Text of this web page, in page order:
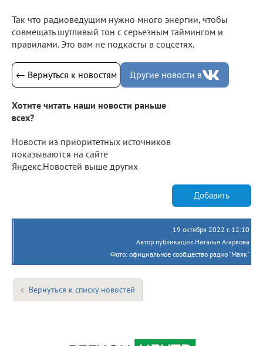
Так что радиоведущим нужно много энергии, чтобы
совмещать шутливый тон с серьезным таймингом и
правилами. Это вам не подкасты в соцсетях.
← Вернуться к новостям Другие новости в
Хотите читать наши новости раньше
всех?
Новости из приоритетных источников
показываются на сайте
Яндекс.Новостей выше других
Добавить
19 октября 2022 г. 12:10
Автор публикации Наталья Агаркова
Фото: официальное сообщество радио "Маяк"
Вернуться к списку новостей